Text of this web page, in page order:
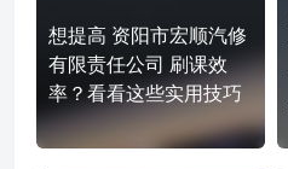
想提高 资阳市宏顺汽修
有限责任公司 刷课效
率？看看这些实用技巧